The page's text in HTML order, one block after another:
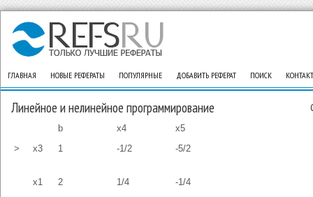
ГЛАВНАЯ НОВЫЕ РЕФЕРАТЫ ПОПУЛЯРНЫЕ ДОБАВИТЬ РЕФЕРАТ ПОИСК
Линейное и нелинейное программирование
b x4
x5
>
x3 1 -1/2 -5/2
x1 2 1/4 -1/4